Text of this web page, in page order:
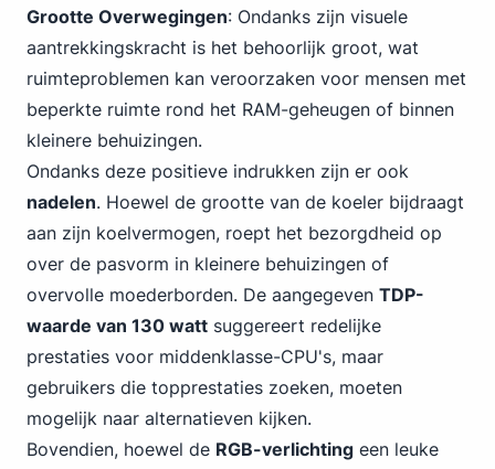
Grootte Overwegingen: Ondanks zijn visuele
aantrekkingskracht is het behoorlijk groot, wat
ruimteproblemen kan veroorzaken voor mensen met
beperkte ruimte rond het RAM-geheugen of binnen
kleinere behuizingen.
Ondanks deze positieve indrukken zijn er ook
nadelen. Hoewel de grootte van de koeler bijdraagt
aan zijn koelvermogen, roept het bezorgdheid op
over de pasvorm in kleinere behuizingen of
overvolle moederborden. De aangegeven TDP-
waarde van 130 watt suggereert redelijke
prestaties voor middenklasse-CPU's, maar
gebruikers die topprestaties zoeken, moeten
mogelijk naar alternatieven kijken.
Bovendien, hoewel de RGB-verlichting een leuke